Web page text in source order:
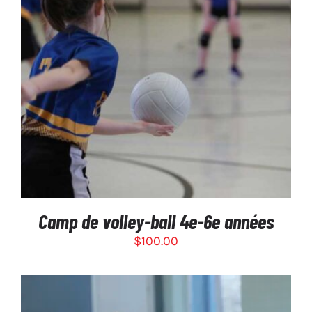
SÉLECTIONNEZ LES OPTIONS
DÉTAILS
Camp de volley-ball 4e-6e années
$100.00